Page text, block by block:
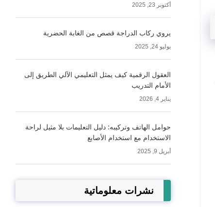
أكتوبر 23, 2025
يروي ركاب الدراجة قصص من الغابة الحضرية
يوليو 24, 2025
العقول الرقمية كيف يمثل التعليمي الآلي الطريق إلى
الأمام التدريب
يناير 4, 2026
حوامل الهاتف وتركيبه: دليل التعليمات بلا مثيل لراحة
الاستخدام مع استخدام الأصابع
أبريل 9, 2025
نشرات معلوماتية